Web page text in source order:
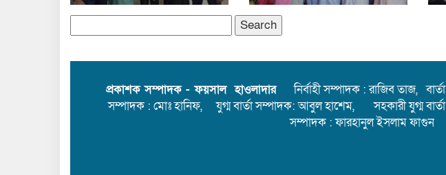
for:
প্রকাশক সম্পাদক - ফয়সাল হাওলাদার
নির্বাহী সম্পাদক : রাজিব তাজ, বার্তা
সম্পাদক : মোঃ হানিফ, যুগ্ম বার্তা সম্পাদক: আবুল হাশেম, সহকারী যুগ্ম বার্তা
সম্পাদক : ফারহানুল ইসলাম ফাগুন